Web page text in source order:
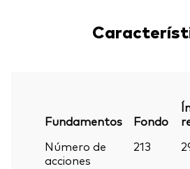
Fundamentos Fondo
Número de
acciones
213